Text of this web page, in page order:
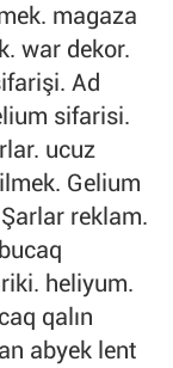
magaza
war dekor.
Ad
sifarisi.
ucuz
Gelium
reklam.
heliyum.
qalın
abyek lent